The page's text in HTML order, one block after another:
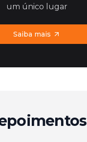
um único lugar
Saiba mais